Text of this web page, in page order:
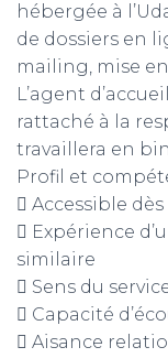
hébergée à
de dossiers en
mailing, mise
L’agent
rattaché à la
travaillera en
Profil et
 Accessible
 Expérience
similaire
 Sens du
 Capacité
 Aisance